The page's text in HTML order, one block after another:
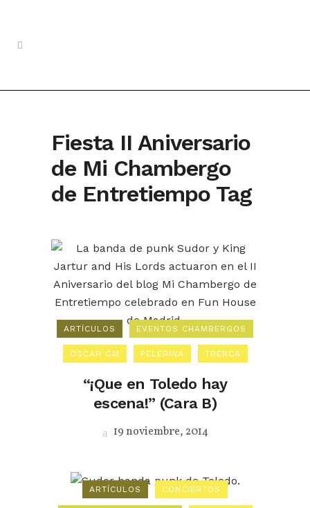
Fiesta II Aniversario
de Mi Chambergo
de Entretiempo Tag
ARTÍCULOS EVENTOS CHAMBERGOS
ÓSCAR GM PELERINA TRENCA
“¡Que en Toledo hay
escena!” (Cara B)
19 noviembre, 2014
ARTÍCULOS CONCIERTOS